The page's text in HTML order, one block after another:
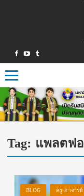
Toggle navigation
Tag: แพลตฟ
BLOG ครู-อาจารย์